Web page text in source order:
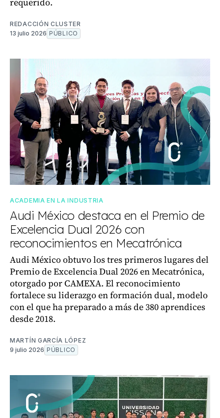
REDACCIÓN CLUSTER
13 julio 2026 PÚBLICO
ACADEMIA EN LA INDUSTRIA
Audi México destaca en el Premio de
Excelencia Dual 2026 con
reconocimientos en Mecatrónica
Audi México obtuvo los tres primeros lugares del
Premio de Excelencia Dual 2026 en Mecatrónica,
otorgado por CAMEXA. El reconocimiento
fortalece su liderazgo en formación dual, modelo
con el que ha preparado a más de 380 aprendices
desde 2018.
MARTÍN GARCÍA LÓPEZ
9 julio 2026 PÚBLICO